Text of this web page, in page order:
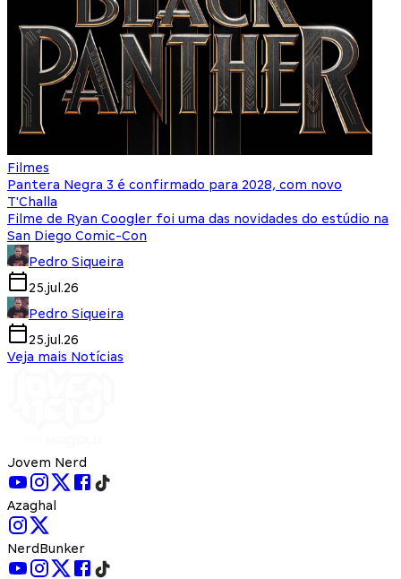
Filmes
Pantera Negra 3 é confirmado para 2028, com novo
T'Challa
Filme de Ryan Coogler foi uma das novidades do estúdio na
San Diego Comic-Con
Pedro Siqueira
25.jul.26
Pedro Siqueira
25.jul.26
Veja mais Notícias
Jovem Nerd
Azaghal
NerdBunker